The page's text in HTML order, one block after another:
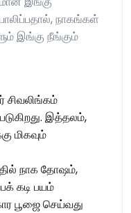
நாகங்கள்
இங்கு நீங்கும்
சிவலிங்கம்
இத்தலம்,
மிகவும்
நாக தோஷம்,
கடி பயம்
பூஜை செய்வது